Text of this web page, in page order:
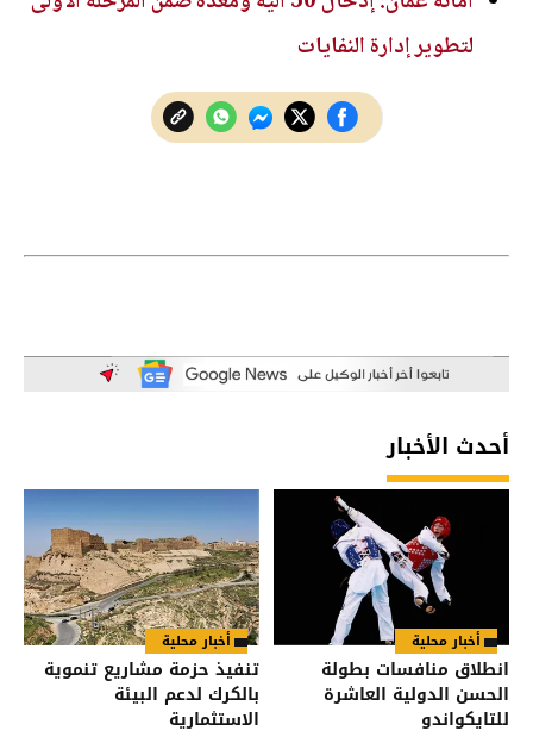
لتطوير إدارة النفايات
أحدث الأخبار
أخبار محلية
انطلاق منافسات بطولة
الحسن الدولية العاشرة
للتايكواندو
أخبار محلية
تنفيذ حزمة مشاريع تنموية
بالكرك لدعم البيئة
الاستثمارية